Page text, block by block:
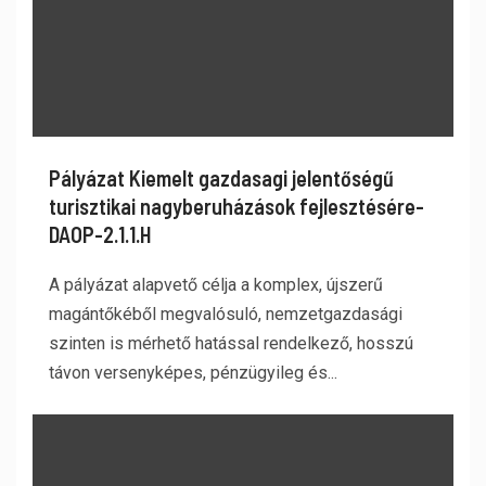
Pályázat Kiemelt gazdasagi jelentőségű
turisztikai nagyberuházások fejlesztésére-
DAOP-2.1.1.H
A pályázat alapvető célja a komplex, újszerű
magántőkéből megvalósuló, nemzetgazdasági
szinten is mérhető hatással rendelkező, hosszú
távon versenyképes, pénzügyileg és...